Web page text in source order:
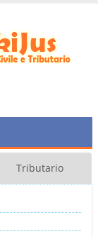
Tributario